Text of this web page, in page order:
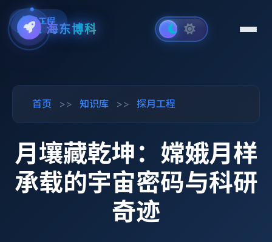
海东博科
首页 >> 知识库 >> 探月工程
探月工程
月壤藏乾坤：嫦娥月样
承载的宇宙密码与科研
奇迹